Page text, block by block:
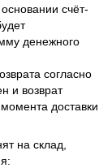
счёт-
денежного
согласно
и возврат
доставки
на склад,